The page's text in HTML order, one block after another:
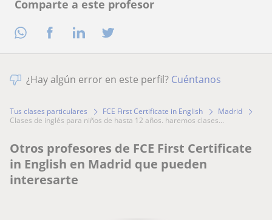
Comparte a este profesor
¿Hay algún error en este perfil? Cuéntanos
Tus clases particulares FCE First Certificate in English
Madrid
clases de inglés para niños de hasta 12 años. haremos clases...
Otros profesores de FCE First Certificate
in English en Madrid que pueden
interesarte